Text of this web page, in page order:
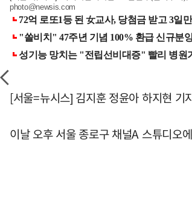
photo@newsis.com
[서울=뉴시스] 김지훈 정윤아 하지현
이날 오후 서울 종로구 채널A 스튜디오